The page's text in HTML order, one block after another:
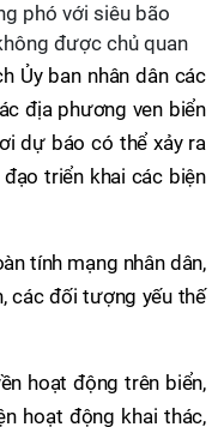
phó với siêu bão
được chủ quan
Ủy ban nhân dân các
địa phương ven biển
dự báo có thể xảy ra
triển khai các biện
tính mạng nhân dân,
các đối tượng yếu thế
hoạt động trên biển,
hoạt động khai thác,